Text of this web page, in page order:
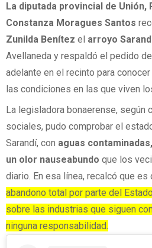
La diputada provincial de Unión,
Constanza Moragues Santos
Zunilda Benítez el arroyo
Avellaneda y respaldó el pedido
adelante en el recinto para
las condiciones en las que viven
La legisladora bonaerense, según
sociales, pudo comprobar el
Sarandí, con aguas
un olor nauseabundo que los
diario. En esa línea, recalcó que es
abandono total por parte del
sobre las industrias que siguen
ninguna responsabilidad.